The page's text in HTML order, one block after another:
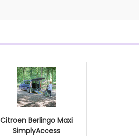
Citroen Berlingo Maxi
SimplyAccess